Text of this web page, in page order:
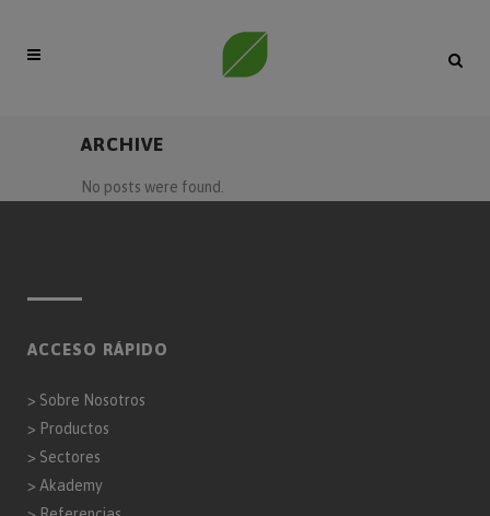
ARCHIVE
No posts were found.
ACCESO RÁPIDO
> Sobre Nosotros
> Productos
> Sectores
> Akademy